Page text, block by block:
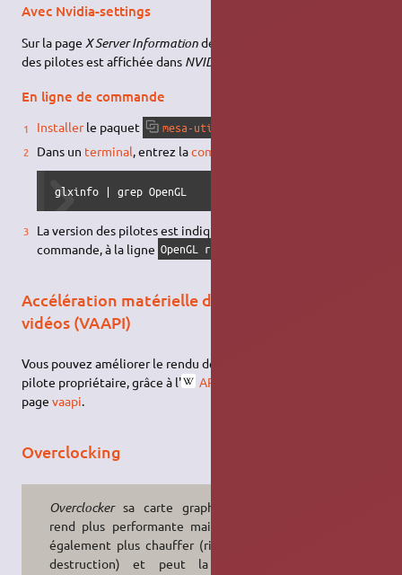
Avec Nvidia-settings
Sur la page X Server Informationde
des pilotes est affichée dans NVIDIA Driver Version
En ligne de commande
Installerle paquet mesa-utils
Dans un terminal, entrez lacommande
glxinfo | grep OpenGL
La version des pilotes est indiquée dans le retour de cette
commande, à la ligne OpenGL renderer string
Accélération matérielle du décodage des
vidéos (VAAPI)
Vous pouvez améliorer le rendu de certaines vidéos avec le
pilote propriétaire, grâce à l'
API d'accélération vidéo
pagevaapi.
Overclocking
Overclockersa carte graphique la
rend plus performante mais la fait
également plus chauffer (risque de
destruction) et peut la rendre